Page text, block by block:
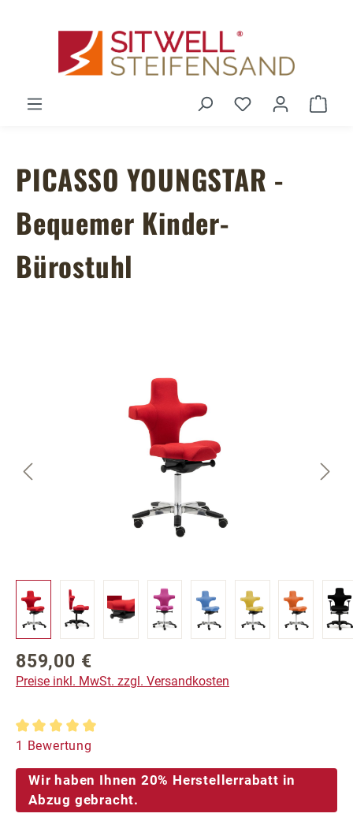
Du hast 0
PICASSO YOUNGSTAR -
Bequemer Kinder-
Bürostuhl
Regulärer Preis:
859,00 €
Preise inkl. MwSt. zzgl. Versandkosten
Durchschnittliche Bewertung von 5 von 5 Sternen
1 Bewertung
Wir haben Ihnen 20% Herstellerrabatt in
Abzug gebracht.